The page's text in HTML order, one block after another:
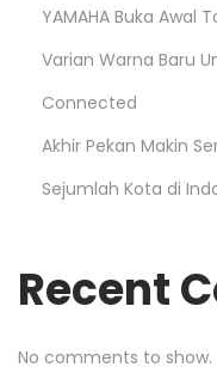
YAMAHA Buka Awal
Varian Warna Baru
Connected
Akhir Pekan Makin
Sejumlah Kota di
Recent
No comments to show.